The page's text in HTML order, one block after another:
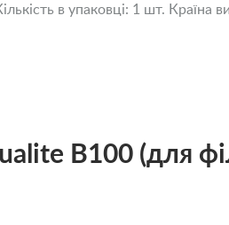
в упаковці: 1 шт. Країна
В100 (для